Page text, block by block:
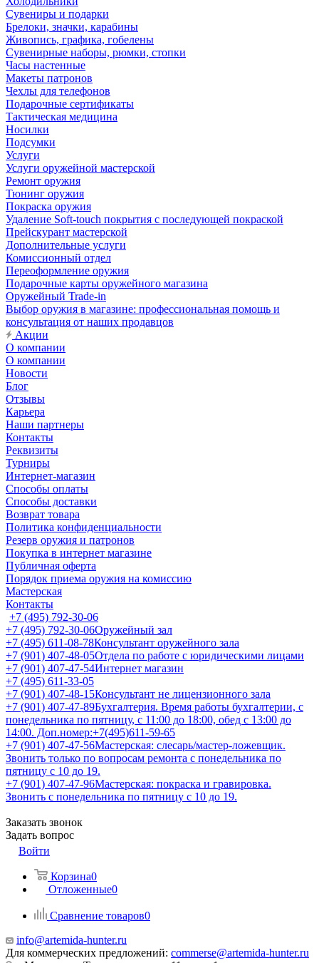
Сувениры и подарки
Брелоки, значки, карабины
Живопись, графика, гобелены
Сувенирные наборы, рюмки, стопки
Часы настенные
Макеты патронов
Чехлы для телефонов
Подарочные сертификаты
Тактическая медицина
Носилки
Подсумки
Услуги
Услуги оружейной мастерской
Ремонт оружия
Тюнинг оружия
Покраска оружия
Удаление Soft-touch покрытия с последующей покраской
Прейскурант мастерской
Дополнительные услуги
Комиссионный отдел
Переоформление оружия
Подарочные карты оружейного магазина
Оружейный Trade-in
Выбор оружия в магазине: профессиональная помощь и
консультация от наших продавцов
Акции
О компании
О компании
Новости
Блог
Отзывы
Карьера
Наши партнеры
Контакты
Реквизиты
Турниры
Интернет-магазин
Способы оплаты
Способы доставки
Возврат товара
Политика конфиденциальности
Резерв оружия и патронов
Покупка в интернет магазине
Публичная оферта
Порядок приема оружия на комиссию
Мастерская
Контакты
+7 (495) 792-30-06
+7 (495) 792-30-06Оружейный зал
+7 (495) 611-08-78Консультант оружейного зала
+7 (901) 407-48-05Отдела по работе с юридическими лицами
+7 (901) 407-47-54Интернет магазин
+7 (495) 611-33-05
+7 (901) 407-48-15Консультант не лицензионного зала
+7 (901) 407-47-89Бухгалтерия. Время работы бухгалтерии, с
понедельника по пятницу, с 11:00 до 18:00, обед с 13:00 до
14:00. Доп.номер:+7(495)611-59-65
+7 (901) 407-47-56Мастерская: слесарь/мастер-ложевщик.
Звонить только по вопросам ремонта с понедельника по
пятницу с 10 до 19.
+7 (901) 407-47-96Мастерская: покраска и гравировка.
Звонить с понедельника по пятницу с 10 до 19.
Заказать звонок
Задать вопрос
Войти
Корзина0
Отложенные0
Сравнение товаров0
info@artemida-hunter.ru
Для коммерческих предложений: commerse@artemida-hunter.ru